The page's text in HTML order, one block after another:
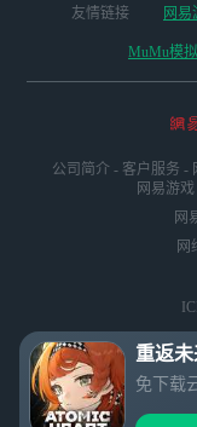
重返未
免下载
友情链接 网易
MuMu模
公司简介 - 客户服务 -
网易游戏
网
网